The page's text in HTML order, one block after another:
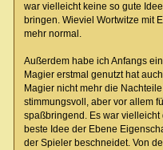
war vielleicht keine so gute
bringen. Wieviel Wortwitze mit
mehr normal.
Außerdem habe ich Anfangs
Magier erstmal genutzt hat
Magier nicht mehr die
stimmungsvoll, aber vor allem
spaßbringend. Es war
beste Idee der Ebene
der Spieler beschneidet. Von